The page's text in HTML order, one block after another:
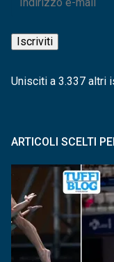
mail
Iscriviti
Unisciti a 3.337 altri
ARTICOLI SCELTI